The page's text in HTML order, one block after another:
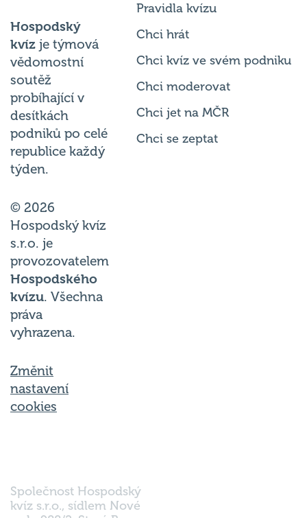
Hospodský
kvíz je týmová
vědomostní
soutěž
probíhající v
desítkách
podniků po celé
republice každý
týden.
© 2026
Hospodský kvíz
s.r.o. je
provozovatelem
Hospodského
kvízu. Všechna
práva
vyhrazena.
Změnit
nastavení
cookies
Pravidla kvízu
Chci hrát
Chci kvíz ve svém podniku
Chci moderovat
Chci jet na MČR
Chci se zeptat
Společnost Hospodský
kvíz s.r.o., sídlem Nové